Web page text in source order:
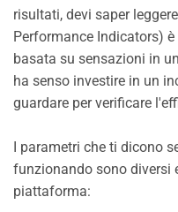
risultati, devi saper
Performance Indicators)
basata su sensazioni in
ha senso investire in un
guardare per verificare
I parametri che ti dicono
funzionando sono diversi
piattaforma: